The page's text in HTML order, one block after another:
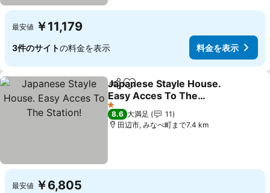
最安値 ￥11,179
3件のサイトの料金を表示 料金を表示
シェアお気に入りに追加
Japanese Stayle House.
Easy Acces To The
Station!
1 ホテルのランク
8.6 大満足
11
田辺市, みなべ町まで7.4 km
最安値 ￥6,805